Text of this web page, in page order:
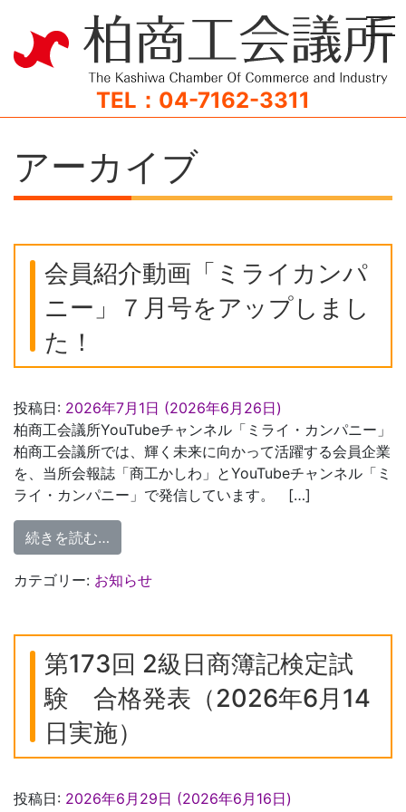
TEL：04-7162-3311
アーカイブ
会員紹介動画「ミライカンパ
ニー」７月号をアップしまし
た！
投稿日: 2026年7月1日 (2026年6月26日)
柏商工会議所YouTubeチャンネル「ミライ・カンパニー」
柏商工会議所では、輝く未来に向かって活躍する会員企業
を、当所会報誌「商工かしわ」とYouTubeチャンネル「ミ
ライ・カンパニー」で発信しています。 […]
続きを読む…
カテゴリー: お知らせ
第173回 2級日商簿記検定試
験 合格発表（2026年6月14
日実施）
投稿日: 2026年6月29日 (2026年6月16日)